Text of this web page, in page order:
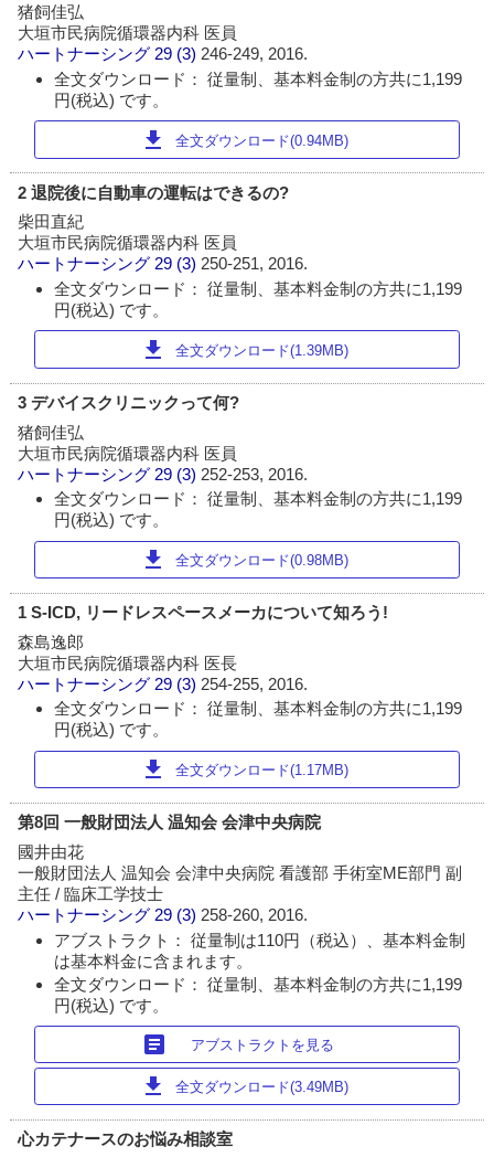
猪飼佳弘
大垣市民病院循環器内科 医員
ハートナーシング 29 (3) 246-249, 2016.
全文ダウンロード： 従量制、基本料金制の方共に1,199
円(税込) です。
download 全文ダウンロード(0.94MB)
2 退院後に自動車の運転はできるの?
柴田直紀
大垣市民病院循環器内科 医員
ハートナーシング 29 (3) 250-251, 2016.
全文ダウンロード： 従量制、基本料金制の方共に1,199
円(税込) です。
download 全文ダウンロード(1.39MB)
3 デバイスクリニックって何?
猪飼佳弘
大垣市民病院循環器内科 医員
ハートナーシング 29 (3) 252-253, 2016.
全文ダウンロード： 従量制、基本料金制の方共に1,199
円(税込) です。
download 全文ダウンロード(0.98MB)
1 S-ICD, リードレスペースメーカについて知ろう!
森島逸郎
大垣市民病院循環器内科 医長
ハートナーシング 29 (3) 254-255, 2016.
全文ダウンロード： 従量制、基本料金制の方共に1,199
円(税込) です。
download 全文ダウンロード(1.17MB)
第8回 一般財団法人 温知会 会津中央病院
國井由花
一般財団法人 温知会 会津中央病院 看護部 手術室ME部門 副
主任 / 臨床工学技士
ハートナーシング 29 (3) 258-260, 2016.
アブストラクト： 従量制は110円（税込）、基本料金制
は基本料金に含まれます。
全文ダウンロード： 従量制、基本料金制の方共に1,199
円(税込) です。
article アブストラクトを見る
download 全文ダウンロード(3.49MB)
心カテナースのお悩み相談室